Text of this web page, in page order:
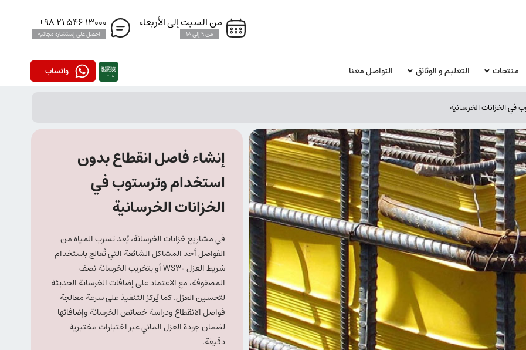
من السبت إلى الأربعاء
من 9 إلى 18
13000 546 21 98+
احصل على إستشارة مجانية
منتجات التعليم و الوثائق التواصل معنا واتساب
الخزانات الخرسانية
إنشاء فاصل انقطاع بدون
استخدام وترستوب في
الخزانات الخرسانية
في مشاريع خزانات الخرسانة، يُعد تسرب المياه من
الفواصل أحد المشاكل الشائعة التي تُعالج باستخدام
شريط العزل WS30 أو بتخريب الخرسانة نصف
المصفوفة، مع الاعتماد على إضافات الخرسانة الحديثة
لتحسين العزل. كما يُركز التنفيذ على سرعة معالجة
فواصل الانقطاع ودراسة خصائص الخرسانة وإضافاتها
لضمان جودة العزل المائي عبر اختبارات مختبرية
دقيقة.